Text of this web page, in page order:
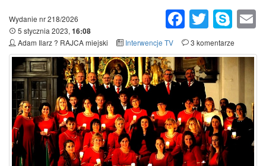
FacebookTwitter Skype
Wydanie nr 218/2026
5 stycznia 2023, 16:08
Adam Ilarz ? RAJCA miejski
Interwencje TV 3 komentarze